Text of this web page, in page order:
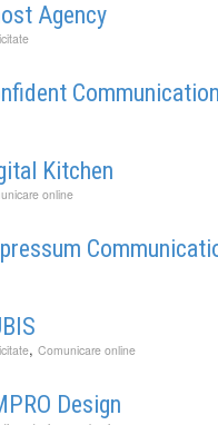
Agency
Kitchen
online
, Comunicare online
Design